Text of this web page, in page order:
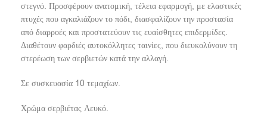
στεγνό. Προσφέρουν ανατομική, τέλεια εφαρμογή, με ελαστικές
πτυχές που αγκαλιάζουν το πόδι, διασφαλίζουν την προστασία
από διαρροές και προστατεύουν τις ευαίσθητες επιδερμίδες.
Διαθέτουν φαρδιές αυτοκόλλητες ταινίες, που διευκολύνουν τη
στερέωση των σερβιετών κατά την αλλαγή.
Σε συσκευασία 10 τεμαχίων.
Χρώμα σερβιέτας Λευκό.